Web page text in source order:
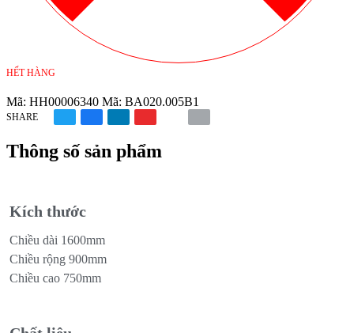
HẾT HÀNG
Mã: HH00006340 Mã: BA020.005B1
SHARE
Thông số sản phẩm
Kích thước
Chiều dài 1600mm
Chiều rộng 900mm
Chiều cao 750mm